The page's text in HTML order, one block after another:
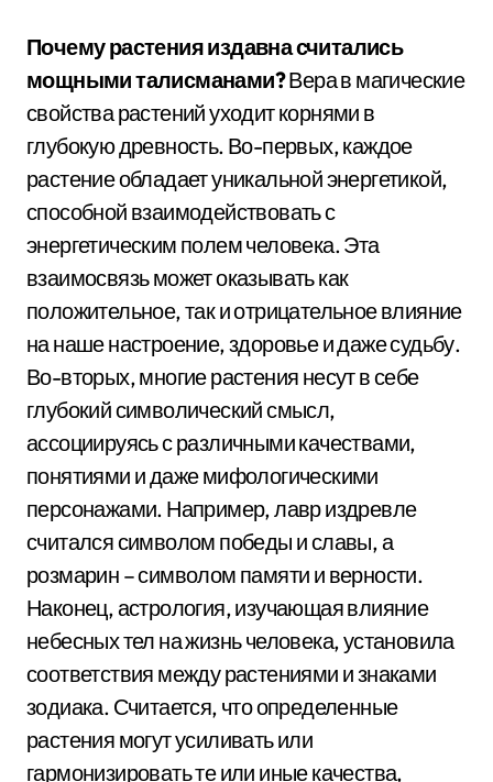
Почему растения издавна считались
мощными талисманами?Вера в магические
свойства растений уходит корнями в
глубокую древность. Во-первых, каждое
растение обладает уникальной энергетикой,
способной взаимодействовать с
энергетическим полем человека. Эта
взаимосвязь может оказывать как
положительное, так и отрицательное влияние
на наше настроение, здоровье и даже судьбу.
Во-вторых, многие растения несут в себе
глубокий символический смысл,
ассоциируясь с различными качествами,
понятиями и даже мифологическими
персонажами. Например, лавр издревле
считался символом победы и славы, а
розмарин – символом памяти и верности.
Наконец, астрология, изучающая влияние
небесных тел на жизнь человека, установила
соответствия между растениями и знаками
зодиака. Считается, что определенные
растения могут усиливать или
гармонизировать те или иные качества,